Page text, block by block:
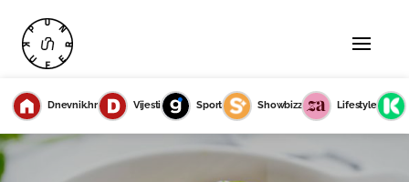
Dnevnik.hr Vijesti Sport Showbizz Lifestyle